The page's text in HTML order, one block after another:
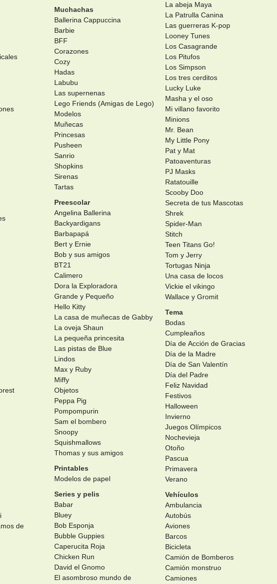
de
Muchachas
Ballerina Cappuccina
Barbie
BFF
Corazones
Cozy
Hadas
Labubu
Las supernenas
Lego Friends (Amigas de Lego)
Modelos
Muñecas
Princesas
Pusheen
Sanrio
Shopkins
Sirenas
Tartas
Preescolar
Angelina Ballerina
Backyardigans
Barbapapá
Bert y Ernie
Bob y sus amigos
BT21
Calimero
Dora la Exploradora
Grande y Pequeño
Hello Kitty
La casa de muñecas de Gabby
La oveja Shaun
La pequeña princesita
Las pistas de Blue
Lindos
Max y Ruby
Miffy
Objetos
Peppa Pig
Pompompurin
Sam el bombero
Snoopy
Squishmallows
Thomas y sus amigos
Printables
Modelos de papel
Series y pelis
Babar
Bluey
Bob Esponja
Bubble Guppies
Caperucita Roja
Chicken Run
David el Gnomo
El asombroso mundo de
La abeja Maya
La Patrulla Canina
Las guerreras K-pop
Looney Tunes
Los Casagrande
Los Pitufos
Los Simpson
Los tres cerditos
Lucky Luke
Masha y el oso
Mi villano favorito
Minions
Mr. Bean
My Little Pony
Pat y Mat
Patoaventuras
PJ Masks
Ratatouille
Scooby Doo
Secreta de tus Mascotas
Shrek
Spider-Man
Stitch
Teen Titans Go!
Tom y Jerry
Tortugas Ninja
Una casa de locos
Vickie el vikingo
Wallace y Gromit
Tema
Bodas
Cumpleaños
Día de Acción de Gracias
Día de la Madre
Día de San Valentín
Día del Padre
Feliz Navidad
Festivos
Halloween
Invierno
Juegos Olímpicos
Nochevieja
Otoño
Pascua
Primavera
Verano
Vehículos
Ambulancia
Autobús
Aviones
Barcos
Bicicleta
Camión de Bomberos
Camión monstruo
Camiones